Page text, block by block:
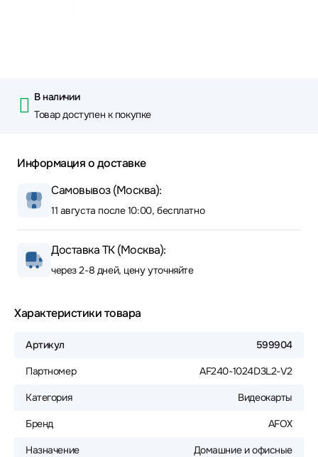
В наличии
Товар доступен к покупке
Информация о доставке
Самовывоз (Москва):
11 августа после 10:00, бесплатно
Доставка ТК (Москва):
через 2-8 дней, цену уточняйте
Характеристики товара
Артикул 599904
Партномер AF240-1024D3L2-V2
Категория Видеокарты
Бренд AFOX
Назначение Домашние и офисные